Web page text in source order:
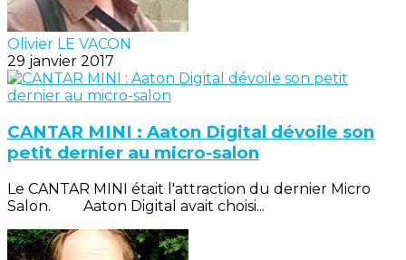
Olivier LE VACON
29 janvier 2017
CANTAR MINI : Aaton Digital dévoile son
petit dernier au micro-salon
Le CANTAR MINI était l'attraction du dernier Micro
Salon. Aaton Digital avait choisi...